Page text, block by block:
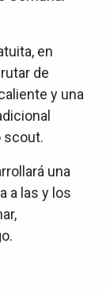
en
de
y una
scout.
una
a las y los